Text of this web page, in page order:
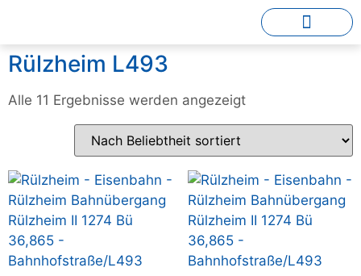
Rülzheim L493
Alle 11 Ergebnisse werden angezeigt